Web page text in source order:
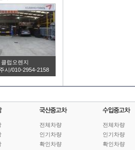
클럽오렌지
시/010-2954-2158
전체차량
인기차량
확인차량
전체차량
인기차량
확인차량